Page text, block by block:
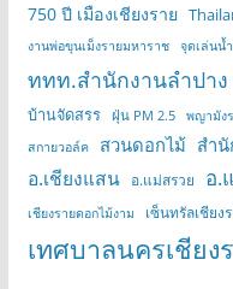
750 ปี เมืองเชียงราย
งานพ่อขุนเม็งรายมหาราช จุดเล่นน้
ททท.สำนักงานลำปาง
บ้านจัดสรร ฝุ่น PM 2.5 พญามัง
สกายวอล์ค สวนดอกไม้ สำ
อ.เชียงแสน อ.แม่สรวย อ.
เชียงรายดอกไม้งาม เซ็นทรัลเชียง
เทศบาลนครเชียง